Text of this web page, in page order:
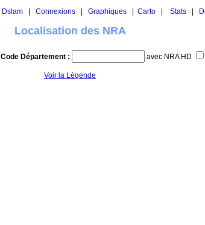
Dslam Connexions Graphiques Carto Stats
Localisation des NRA
Code Département : avec NRA HD
Voir la Légende